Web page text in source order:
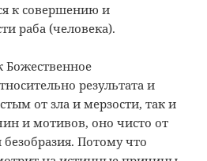
к совершению и
раба (человека).
Божественное
результата и
от зла и мерзости, так и
и мотивов, оно чисто от
Потому что